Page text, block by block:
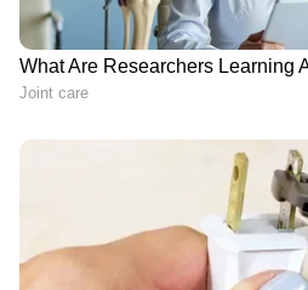
RECOMMENDED STORIES